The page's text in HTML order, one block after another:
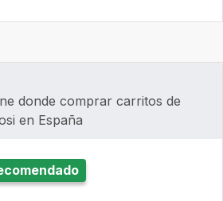
donde comprar carritos de
en España